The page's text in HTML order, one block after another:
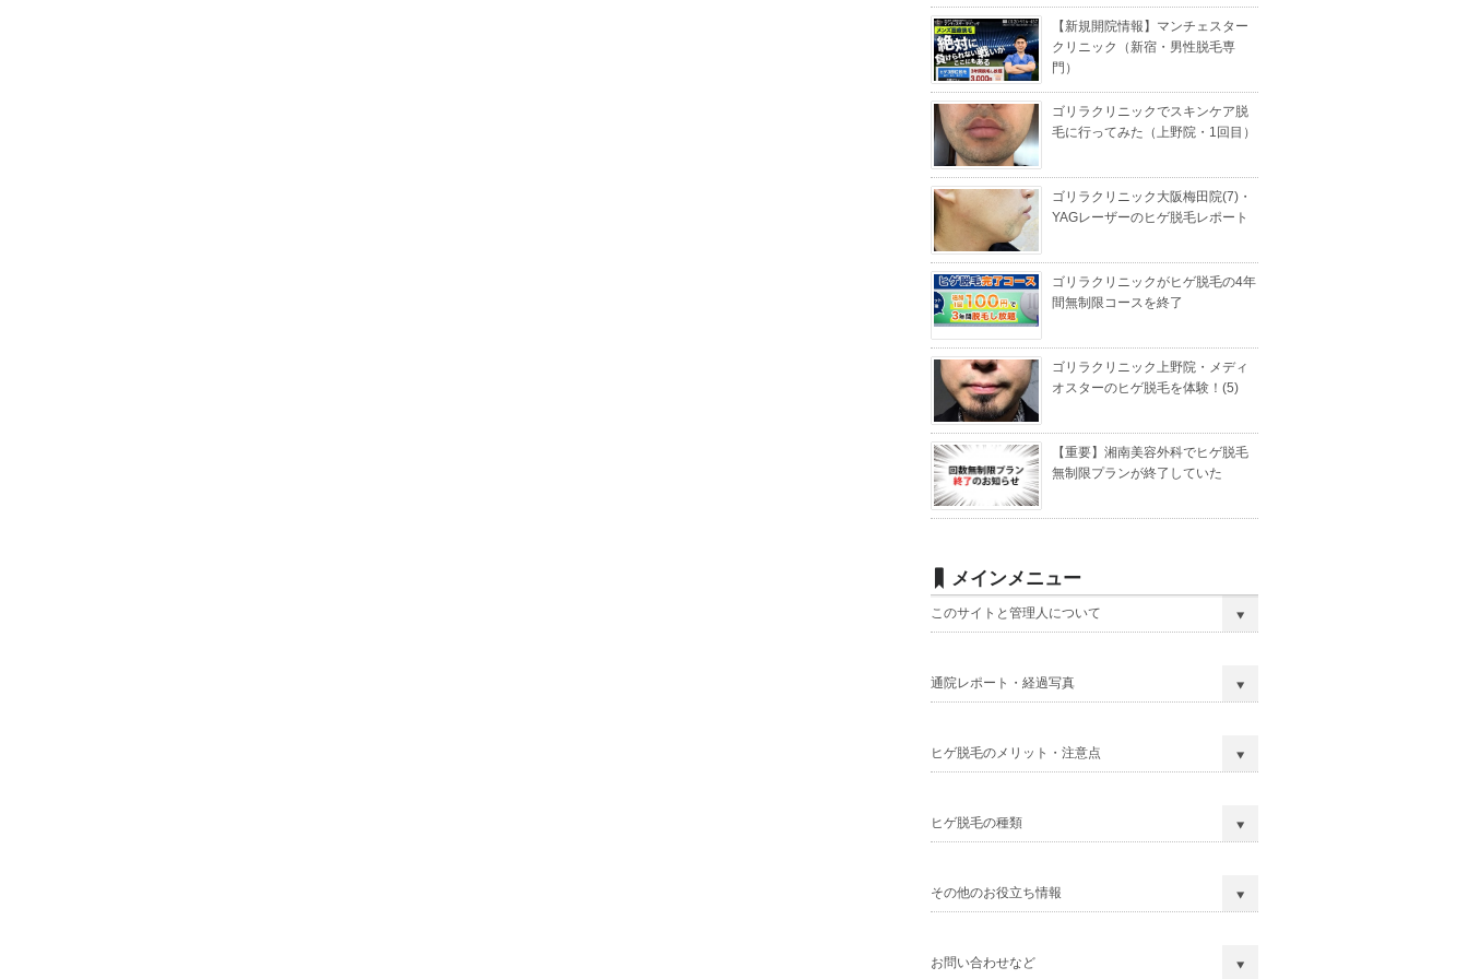
【新規開院情報】マンチェスター
クリニック（新宿・男性脱毛専
門）
ゴリラクリニックでスキンケア脱
毛に行ってみた（上野院・1回目）
ゴリラクリニック大阪梅田院(7)・
YAGレーザーのヒゲ脱毛レポート
ゴリラクリニックがヒゲ脱毛の4年
間無制限コースを終了
ゴリラクリニック上野院・メディ
オスターのヒゲ脱毛を体験！(5)
【重要】湘南美容外科でヒゲ脱毛
無制限プランが終了していた
メインメニュー
このサイトと管理人について
通院レポート・経過写真
ヒゲ脱毛のメリット・注意点
ヒゲ脱毛の種類
その他のお役立ち情報
お問い合わせなど